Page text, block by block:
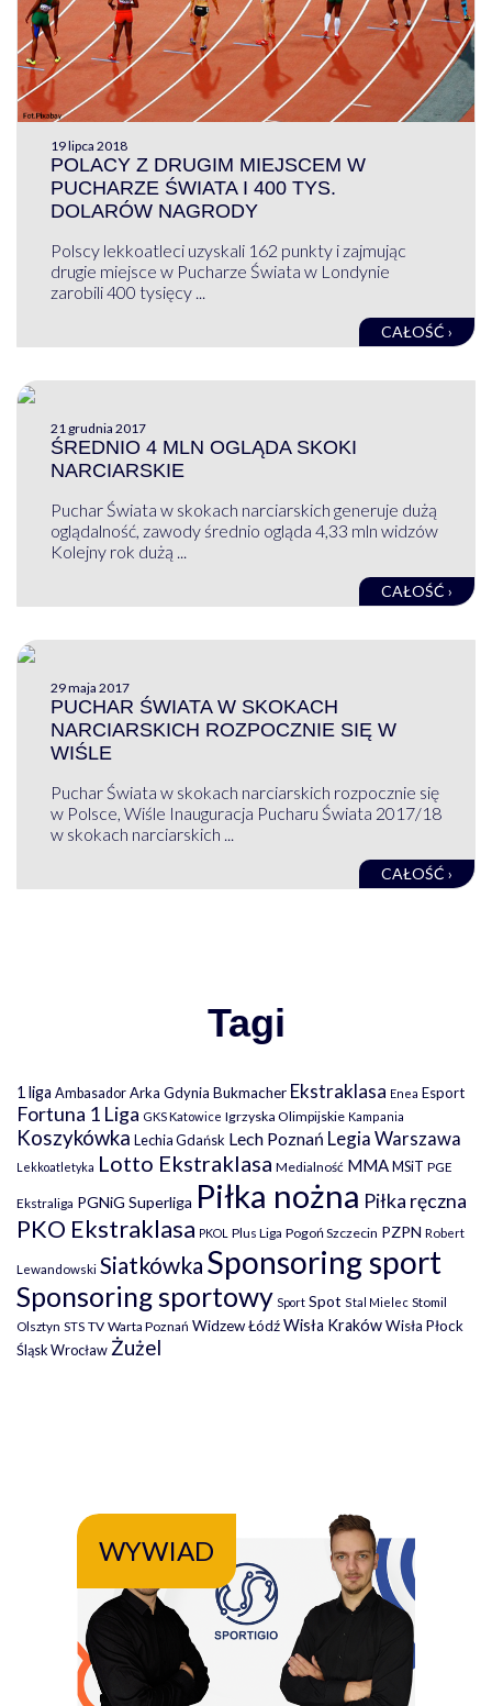
19 lipca 2018
POLACY Z DRUGIM MIEJSCEM W
PUCHARZE ŚWIATA I 400 TYS.
DOLARÓW NAGRODY
Polscy lekkoatleci uzyskali 162 punkty i zajmując
drugie miejsce w Pucharze Świata w Londynie
zarobili 400 tysięcy ...
CAŁOŚĆ ›
21 grudnia 2017
ŚREDNIO 4 MLN OGLĄDA SKOKI
NARCIARSKIE
Puchar Świata w skokach narciarskich generuje dużą
oglądalność, zawody średnio ogląda 4,33 mln widzów
Kolejny rok dużą ...
CAŁOŚĆ ›
29 maja 2017
PUCHAR ŚWIATA W SKOKACH
NARCIARSKICH ROZPOCZNIE SIĘ W
WIŚLE
Puchar Świata w skokach narciarskich rozpocznie się
w Polsce, Wiśle Inauguracja Pucharu Świata 2017/18
w skokach narciarskich ...
CAŁOŚĆ ›
Tagi
1 liga Ambasador Arka Gdynia Bukmacher Ekstraklasa Enea Esport
Fortuna 1 Liga GKS Katowice Igrzyska Olimpijskie Kampania
Koszykówka Lechia Gdańsk Lech Poznań Legia Warszawa
Lekkoatletyka Lotto Ekstraklasa Medialność MMAMSiT PGE
Ekstraliga PGNiG Superliga Piłka nożna Piłka ręczna
PKO Ekstraklasa PKOL Plus Liga Pogoń Szczecin PZPN Robert
Lewandowski Siatkówka Sponsoring sport
Sponsoring sportowy Sport Spot Stal Mielec Stomil
Olsztyn STS TV Warta Poznań Widzew ŁódźWisła KrakówWisła Płock
Śląsk Wrocław Żużel
WYWIAD